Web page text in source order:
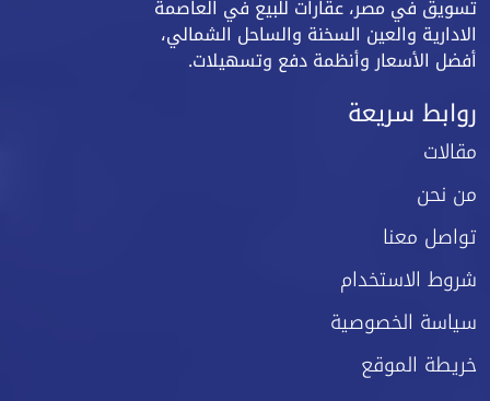
تسويق في مصر، عقارات للبيع في العاصمة
الادارية والعين السخنة والساحل الشمالي،
أفضل الأسعار وأنظمة دفع وتسهيلات.
روابط سريعة
مقالات
من نحن
تواصل معنا
شروط الاستخدام
سياسة الخصوصية
خريطة الموقع